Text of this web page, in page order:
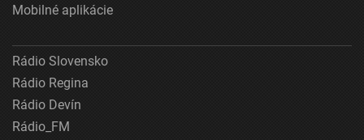
Mobilné aplikácie
Rádio Slovensko
Rádio Regina
Rádio Devín
Rádio_FM